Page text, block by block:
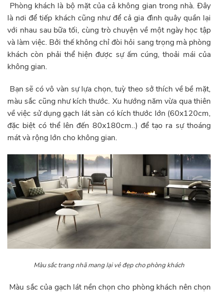
Phòng khách là bộ mặt của cả không gian trong nhà. Đây
là nơi để tiếp khách cũng như để cả gia đình quây quần lại
với nhau sau bữa tối, cùng trò chuyện về một ngày học tập
và làm việc. Bởi thế không chỉ đòi hỏi sang trọng mà phòng
khách còn phải thể hiện được sự ấm cúng, thoải mái của
không gian.
Bạn sẽ có vô vàn sự lựa chọn, tuỳ theo sở thích về bề mặt,
màu sắc cũng như kích thước. Xu hướng năm vừa qua thiên
về việc sử dụng gạch lát sàn có kích thước lớn (60x120cm,
đặc biệt có thể lên đến 80x180cm..) để tạo ra sự thoáng
mát và rộng lớn cho không gian.
Màu sắc trang nhã mang lại vẻ đẹp cho phòng khách
Màu sắc của gạch lát nền chọn cho phòng khách nên chọn